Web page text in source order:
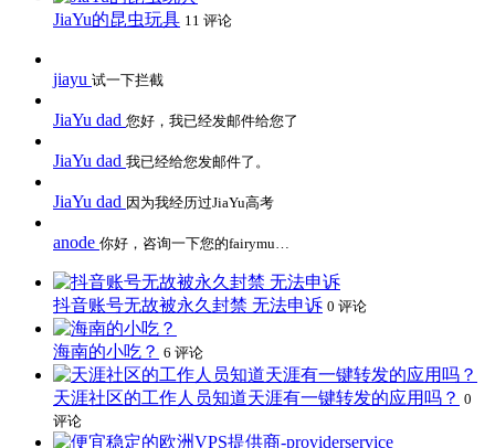
JiaYu的昆虫玩具 11 评论
jiayu 试一下拦截
JiaYu dad 您好，我已经发邮件给您了
JiaYu dad 我已经给您发邮件了。
JiaYu dad 因为我经历过JiaYu高考
anode 你好，咨询一下您的fairymu…
抖音账号无故被永久封禁 无法申诉 0 评论
海南的小吃？ 6 评论
天涯社区的工作人员知道天涯有一键转发的应用吗？ 0
评论